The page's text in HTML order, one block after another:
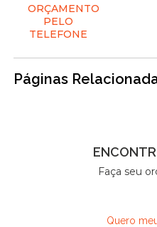
ORÇAMENTO
PELO
TELEFONE
Páginas
Faça seu
Quero